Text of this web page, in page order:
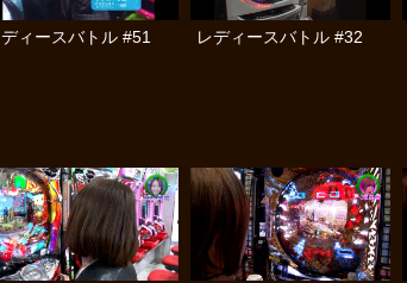
ディースバトル #51 レディースバトル #32